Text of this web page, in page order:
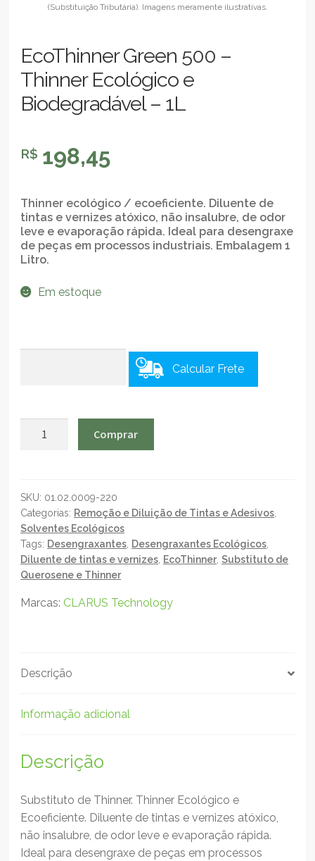
EcoThinner Green 500 –
Thinner Ecológico e
Biodegradável – 1L
R$ 198,45
Thinner ecológico / ecoeficiente. Diluente de
tintas e vernizes atóxico, não insalubre, de odor
leve e evaporação rápida. Ideal para desengraxe
de peças em processos industriais. Embalagem 1
Litro.
Em estoque
Calcular Frete
Thinner
Ecológico
e
Biodegradável
-
quantidade
Comprar
SKU: 01.02.0009-220
Categorias: Remoção e Diluição de Tintas e Adesivos,
Solventes Ecológicos
Tags: Desengraxantes, Desengraxantes Ecológicos,
Diluente de tintas e vernizes, EcoThinner,Substituto de
Querosene e Thinner
Marcas: CLARUS Technology
Descrição
Informação adicional
Descrição
Substituto de Thinner. Thinner Ecológico e
Ecoeficiente. Diluente de tintas e vernizes atóxico,
não insalubre, de odor leve e evaporação rápida.
Ideal para desengraxe de peças em processos